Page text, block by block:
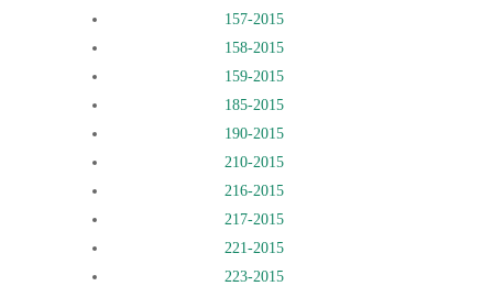
157-2015
158-2015
159-2015
185-2015
190-2015
210-2015
216-2015
217-2015
221-2015
223-2015